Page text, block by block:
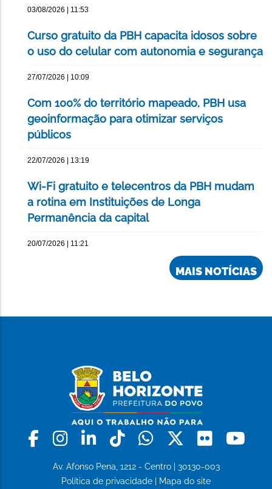
03/08/2026 | 11:53
Curso gratuito da PBH capacita idosos sobre
o uso do celular com autonomia e segurança
27/07/2026 | 10:09
Com 100% do território mapeado, PBH usa
geoinformação para otimizar serviços
públicos
22/07/2026 | 13:19
Wi-Fi gratuito e telecentros da PBH mudam
a rotina em Instituições de Longa
Permanência da capital
20/07/2026 | 11:21
MAIS NOTÍCIAS
Facebook
Instagram
LinkedinTiktokWhatsapp
X Flickr
Av. Afonso Pena, 1212 - Centro | 30130-003
Política de privacidade
Mapa do site